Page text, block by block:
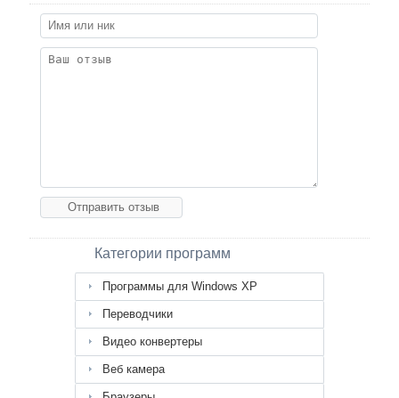
Категории программ
Программы для Windows XP
Переводчики
Видео конвертеры
Веб камера